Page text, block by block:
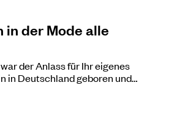
in der Mode alle
der Anlass für Ihr eigenes
in Deutschland geboren und…